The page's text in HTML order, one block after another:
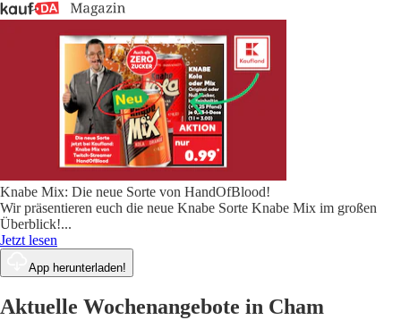
Knabe Mix: Die neue Sorte von HandOfBlood!
Wir präsentieren euch die neue Knabe Sorte Knabe Mix im großen
Überblick!...
Jetzt lesen
App herunterladen!
Aktuelle Wochenangebote in Cham